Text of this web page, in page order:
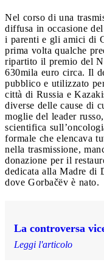
Nel corso di una
diffusa in occasione
i parenti e gli amici di
prima volta qualche
ripartito il premio del
630mila euro circa. Il
pubblico e utilizzato
città di Russia e
diverse delle cause di
moglie del leader
scientifica
formale che elencava
nella trasmissione,
donazione per il
dedicata alla Madre di
dove Gorbačëv è nato.
La controversa
Leggi l'articolo